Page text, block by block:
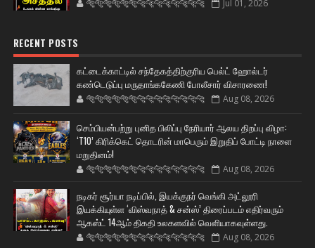
🐅🐅🐅🐅🐅🐅🐆🐆🐆🐆🐆🐆🐆🐆 Jul 01, 2026
RECENT POSTS
கட்டைக்காட்டில் சந்தேகத்திற்குரிய பெல்ட் ஹோல்டர்
கண்டெடுப்பு மருதாங்ககேணி போலீசார் விசாரணை!
🐅🐅🐅🐅🐅🐅🐆🐆🐆🐆🐆🐆🐆🐆 Aug 08, 2026
செம்பியன்பற்று புனித பிலிப்பு நேரியார் ஆலய திறப்பு விழா:
‘T10’ கிரிக்கெட் தொடரின் மாபெரும் இறுதிப் போட்டி நாளை
மறுதினம்!
🐅🐅🐅🐅🐅🐅🐆🐆🐆🐆🐆🐆🐆🐆 Aug 08, 2026
நடிகர் சூர்யா நடிப்பில், இயக்குநர் வெங்கி அட்லூரி
இயக்கியுள்ள ‘விஸ்வநாத் & சன்ஸ்’ திரைப்படம் எதிர்வரும்
ஆகஸ்ட் 14ஆம் திகதி உலகளவில் வெளியாகவுள்ளது.
🐅🐅🐅🐅🐅🐅🐆🐆🐆🐆🐆🐆🐆🐆 Aug 08, 2026